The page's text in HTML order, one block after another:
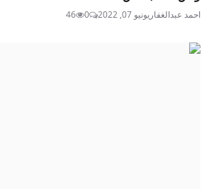
احمد عبدالغفاريونيو 07, 2022 0
46